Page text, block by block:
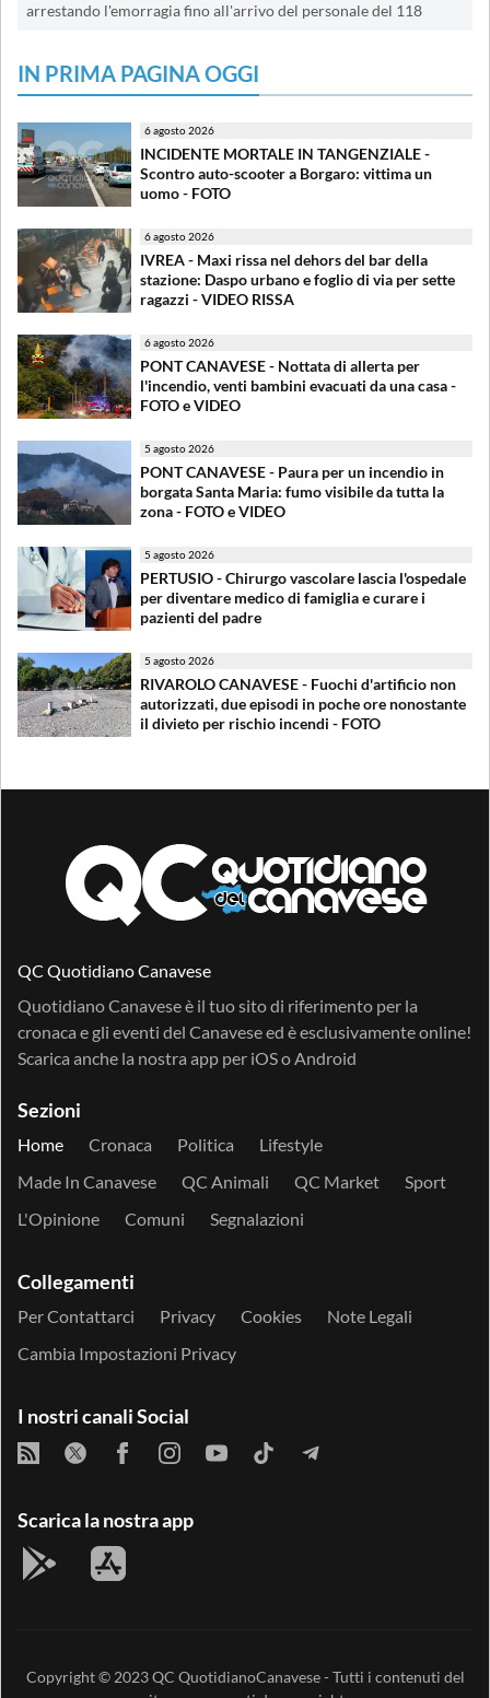
arrestando l'emorragia fino all'arrivo del personale del 118
IN PRIMA PAGINA OGGI
6 agosto 2026
INCIDENTE MORTALE IN TANGENZIALE -
Scontro auto-scooter a Borgaro: vittima un
uomo - FOTO
6 agosto 2026
IVREA - Maxi rissa nel dehors del bar della
stazione: Daspo urbano e foglio di via per sette
ragazzi - VIDEO RISSA
6 agosto 2026
PONT CANAVESE - Nottata di allerta per
l'incendio, venti bambini evacuati da una casa -
FOTO e VIDEO
5 agosto 2026
PONT CANAVESE - Paura per un incendio in
borgata Santa Maria: fumo visibile da tutta la
zona - FOTO e VIDEO
5 agosto 2026
PERTUSIO - Chirurgo vascolare lascia l'ospedale
per diventare medico di famiglia e curare i
pazienti del padre
5 agosto 2026
RIVAROLO CANAVESE - Fuochi d'artificio non
autorizzati, due episodi in poche ore nonostante
il divieto per rischio incendi - FOTO
QC Quotidiano Canavese
Quotidiano Canavese è il tuo sito di riferimento per la
cronaca e gli eventi del Canavese ed è esclusivamente online!
Scarica anche la nostra app per iOSo Android
Sezioni
Home Cronaca Politica
Lifestyle
Made In Canavese
QC Animali QC Market
Sport
L'Opinione
Comuni Segnalazioni
Collegamenti
Per Contattarci Privacy Cookies
Note Legali
Cambia Impostazioni Privacy
I nostri canali Social
Scarica la nostra app
Copyright © 2023QC QuotidianoCanavese- Tutti i contenuti del